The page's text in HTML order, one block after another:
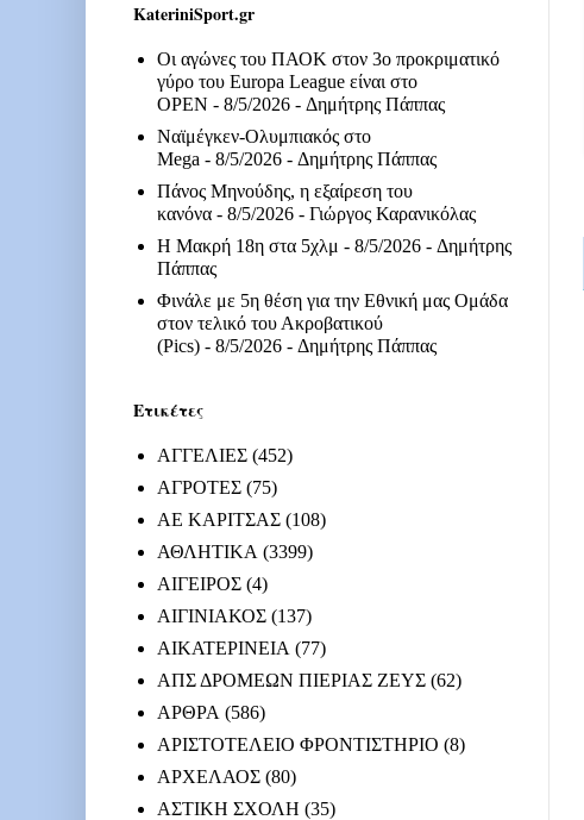
KateriniSport.gr
Οι αγώνες του ΠΑΟΚ στον 3ο προκριματικό
γύρο του Europa League είναι στο
OPEN - 8/5/2026 - Δημήτρης Πάππας
Ναϊμέγκεν-Ολυμπιακός στο
Mega - 8/5/2026 - Δημήτρης Πάππας
Πάνος Μηνούδης, η εξαίρεση του
κανόνα - 8/5/2026 - Γιώργος Καρανικόλας
Η Μακρή 18η στα 5χλμ - 8/5/2026 - Δημήτρης
Πάππας
Φινάλε με 5η θέση για την Εθνική μας Ομάδα
στον τελικό του Ακροβατικού
(Pics) - 8/5/2026 - Δημήτρης Πάππας
Ετικέτες
ΑΓΓΕΛΙΕΣ (452)
ΑΓΡΟΤΕΣ (75)
ΑΕ ΚΑΡΙΤΣΑΣ (108)
ΑΘΛΗΤΙΚΑ (3399)
ΑΙΓΕΙΡΟΣ (4)
ΑΙΓΙΝΙΑΚΟΣ (137)
ΑΙΚΑΤΕΡΙΝΕΙΑ (77)
ΑΠΣ ΔΡΟΜΕΩΝ ΠΙΕΡΙΑΣ ΖΕΥΣ (62)
ΑΡΘΡΑ (586)
ΑΡΙΣΤΟΤΕΛΕΙΟ ΦΡΟΝΤΙΣΤΗΡΙΟ (8)
ΑΡΧΕΛΑΟΣ (80)
ΑΣΤΙΚΗ ΣΧΟΛΗ (35)